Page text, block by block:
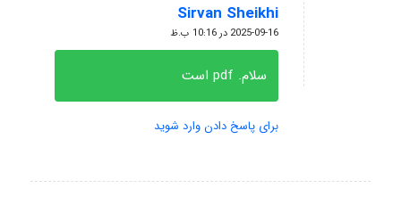
Sirvan Sheikhi
گفته:
2025-09-16 در 10:16 ب.ظ
سلام. pdf است
برای پاسخ دادن وارد شوید